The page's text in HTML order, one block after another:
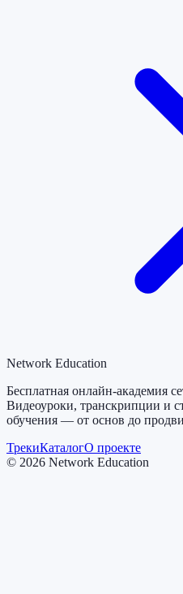
Network Education
Бесплатная онлайн-академия
Видеоуроки, транскрипции и
обучения — от основ до
ТрекиКаталогО проекте
© 2026 Network Education